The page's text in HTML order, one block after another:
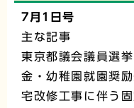
7月1日号
主な記事
東京都議会議員選挙
金・幼稚園就園奨
宅改修工事に伴う